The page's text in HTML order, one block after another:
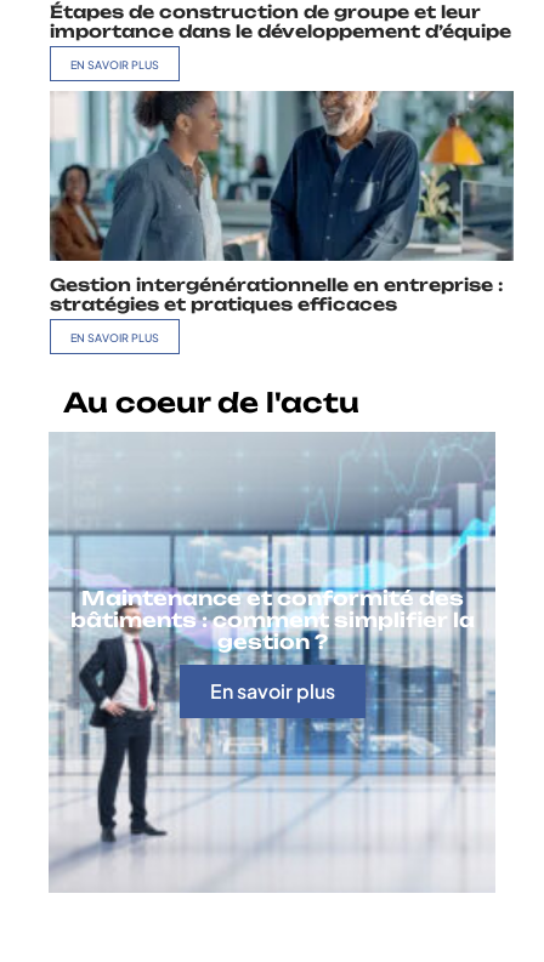
Étapes de construction de groupe et leur
importance dans le développement d’équipe
EN SAVOIR PLUS
Gestion intergénérationnelle en entreprise :
stratégies et pratiques efficaces
EN SAVOIR PLUS
Au coeur de l'actu
Maintenance et conformité des
bâtiments : comment simplifier la
gestion ?
En savoir plus